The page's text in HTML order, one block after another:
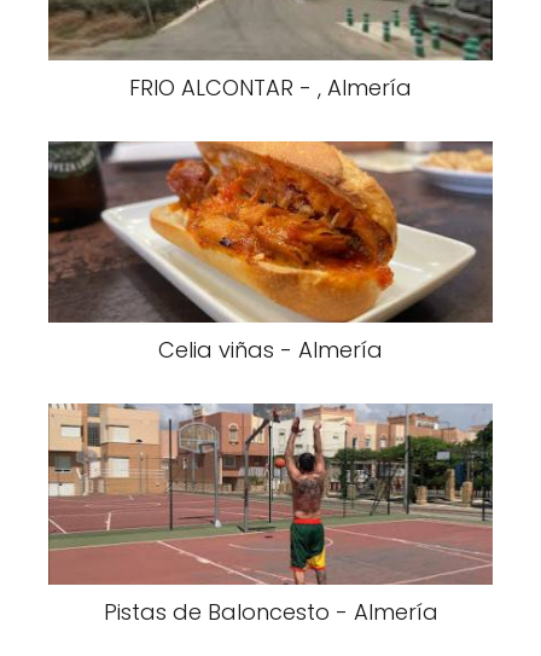
FRIO ALCONTAR - , Almería
Celia viñas - Almería
Pistas de Baloncesto - Almería